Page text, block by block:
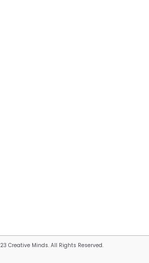
Creative Minds. All Rights Reserved.